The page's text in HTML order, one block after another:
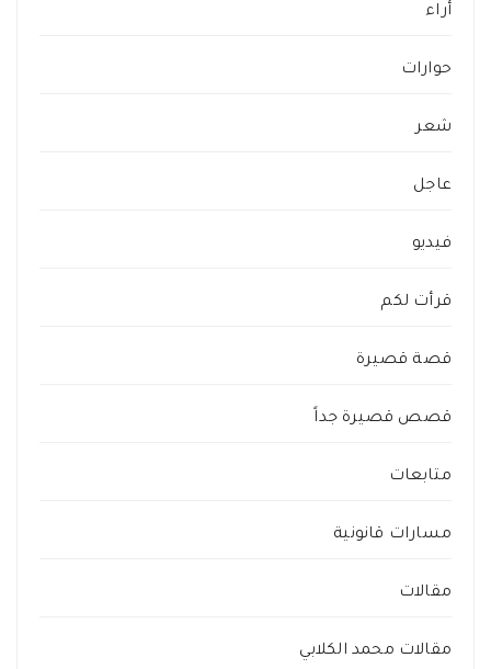
أراء
حوارات
شعر
عاجل
فيديو
قرأت لكم
قصة قصيرة
قصص قصيرة جداً
متابعات
مسارات قانونية
مقالات
مقالات محمد الكلابي